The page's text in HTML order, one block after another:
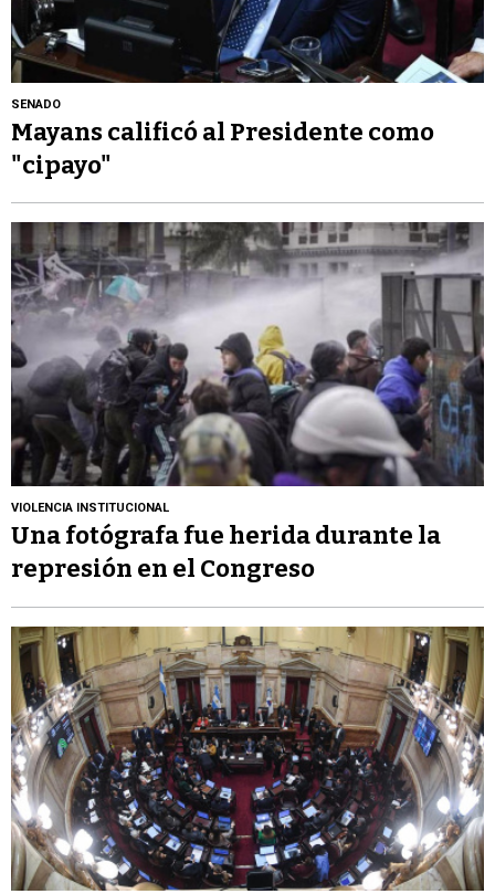
SENADO
Mayans calificó al Presidente como
"cipayo"
VIOLENCIA INSTITUCIONAL
Una fotógrafa fue herida durante la
represión en el Congreso